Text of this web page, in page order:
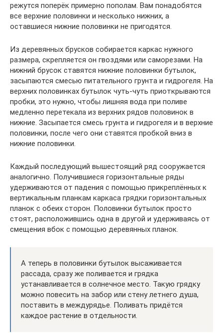
режутся поперёк примерно пополам. Вам понадобятся
все верхние половинки и несколько нижних, а
оставшиеся нижние половинки не пригодятся.
Из деревянных брусков собирается каркас нужного
размера, скрепляется он гвоздями или саморезами. На
нижний брусок ставятся нижние половинки бутылок,
засыпаются смесью питательного грунта и гидрогеля. На
верхних половинках бутылок чуть-чуть приоткрываются
пробки, это нужно, чтобы лишняя вода при поливе
медленно перетекала из верхних рядов половинок в
нижние. Засыпается смесь грунта и гидрогеля и в верхние
половинки, после чего они ставятся пробкой вниз в
нижние половинки.
Каждый последующий вышестоящий ряд сооружается
аналогично. Получившиеся горизонтальные ряды
удерживаются от падения с помощью прикреплённых к
вертикальным планкам каркаса грядки горизонтальных
планок с обеих сторон. Половинки бутылок просто
стоят, расположившись одна в другой и удерживаясь от
смещения вбок с помощью деревянных планок.
А теперь в половинки бутылок высаживается
рассада, сразу же поливается и грядка
устанавливается в солнечное место. Такую грядку
можно повесить на забор или стену летнего душа,
поставить в междурядье. Поливать придётся
каждое растение в отдельности.